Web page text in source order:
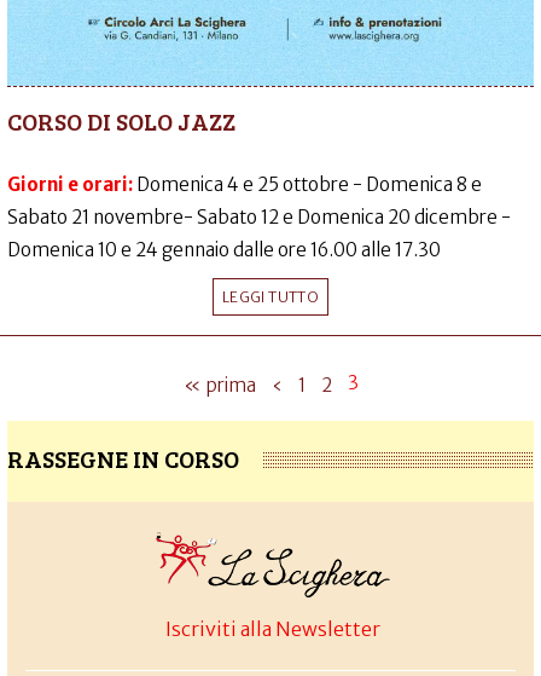
CORSO DI SOLO JAZZ
Giorni e orari: Domenica 4 e 25 ottobre - Domenica 8 e
Sabato 21 novembre- Sabato 12 e Domenica 20 dicembre -
Domenica 10 e 24 gennaio dalle ore 16.00 alle 17.30
LEGGI TUTTO
« prima ‹ 1 2 3
RASSEGNE IN CORSO
Iscriviti alla Newsletter